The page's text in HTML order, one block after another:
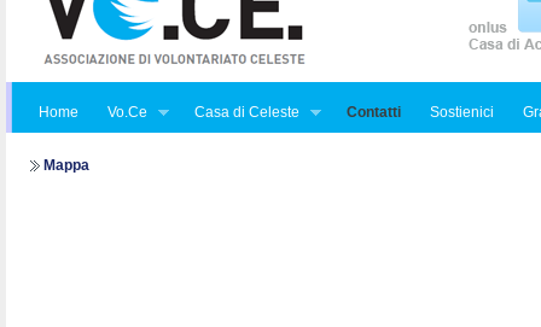
Home Vo.Ce Casa di Celeste Contatti Sostienici
Mappa